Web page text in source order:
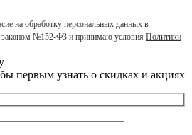
на обработку персональных данных в
законом №152-ФЗ и принимаю условия Политики
первым узнать о скидках и акциях